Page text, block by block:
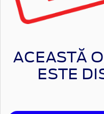
ACEASTĂ
ESTE